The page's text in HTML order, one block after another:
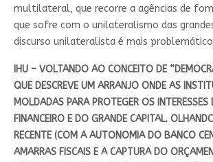
multilateral, que recorre a agências de
que sofre com o unilateralismo das
discurso unilateralista é mais
IHU – VOLTANDO AO CONCEITO DE
QUE DESCREVE UM ARRANJO ONDE AS
MOLDADAS PARA PROTEGER OS INTERESSES
FINANCEIRO E DO GRANDE CAPITAL.
RECENTE (COM A AUTONOMIA DO BANCO
AMARRAS FISCAIS E A CAPTURA DO